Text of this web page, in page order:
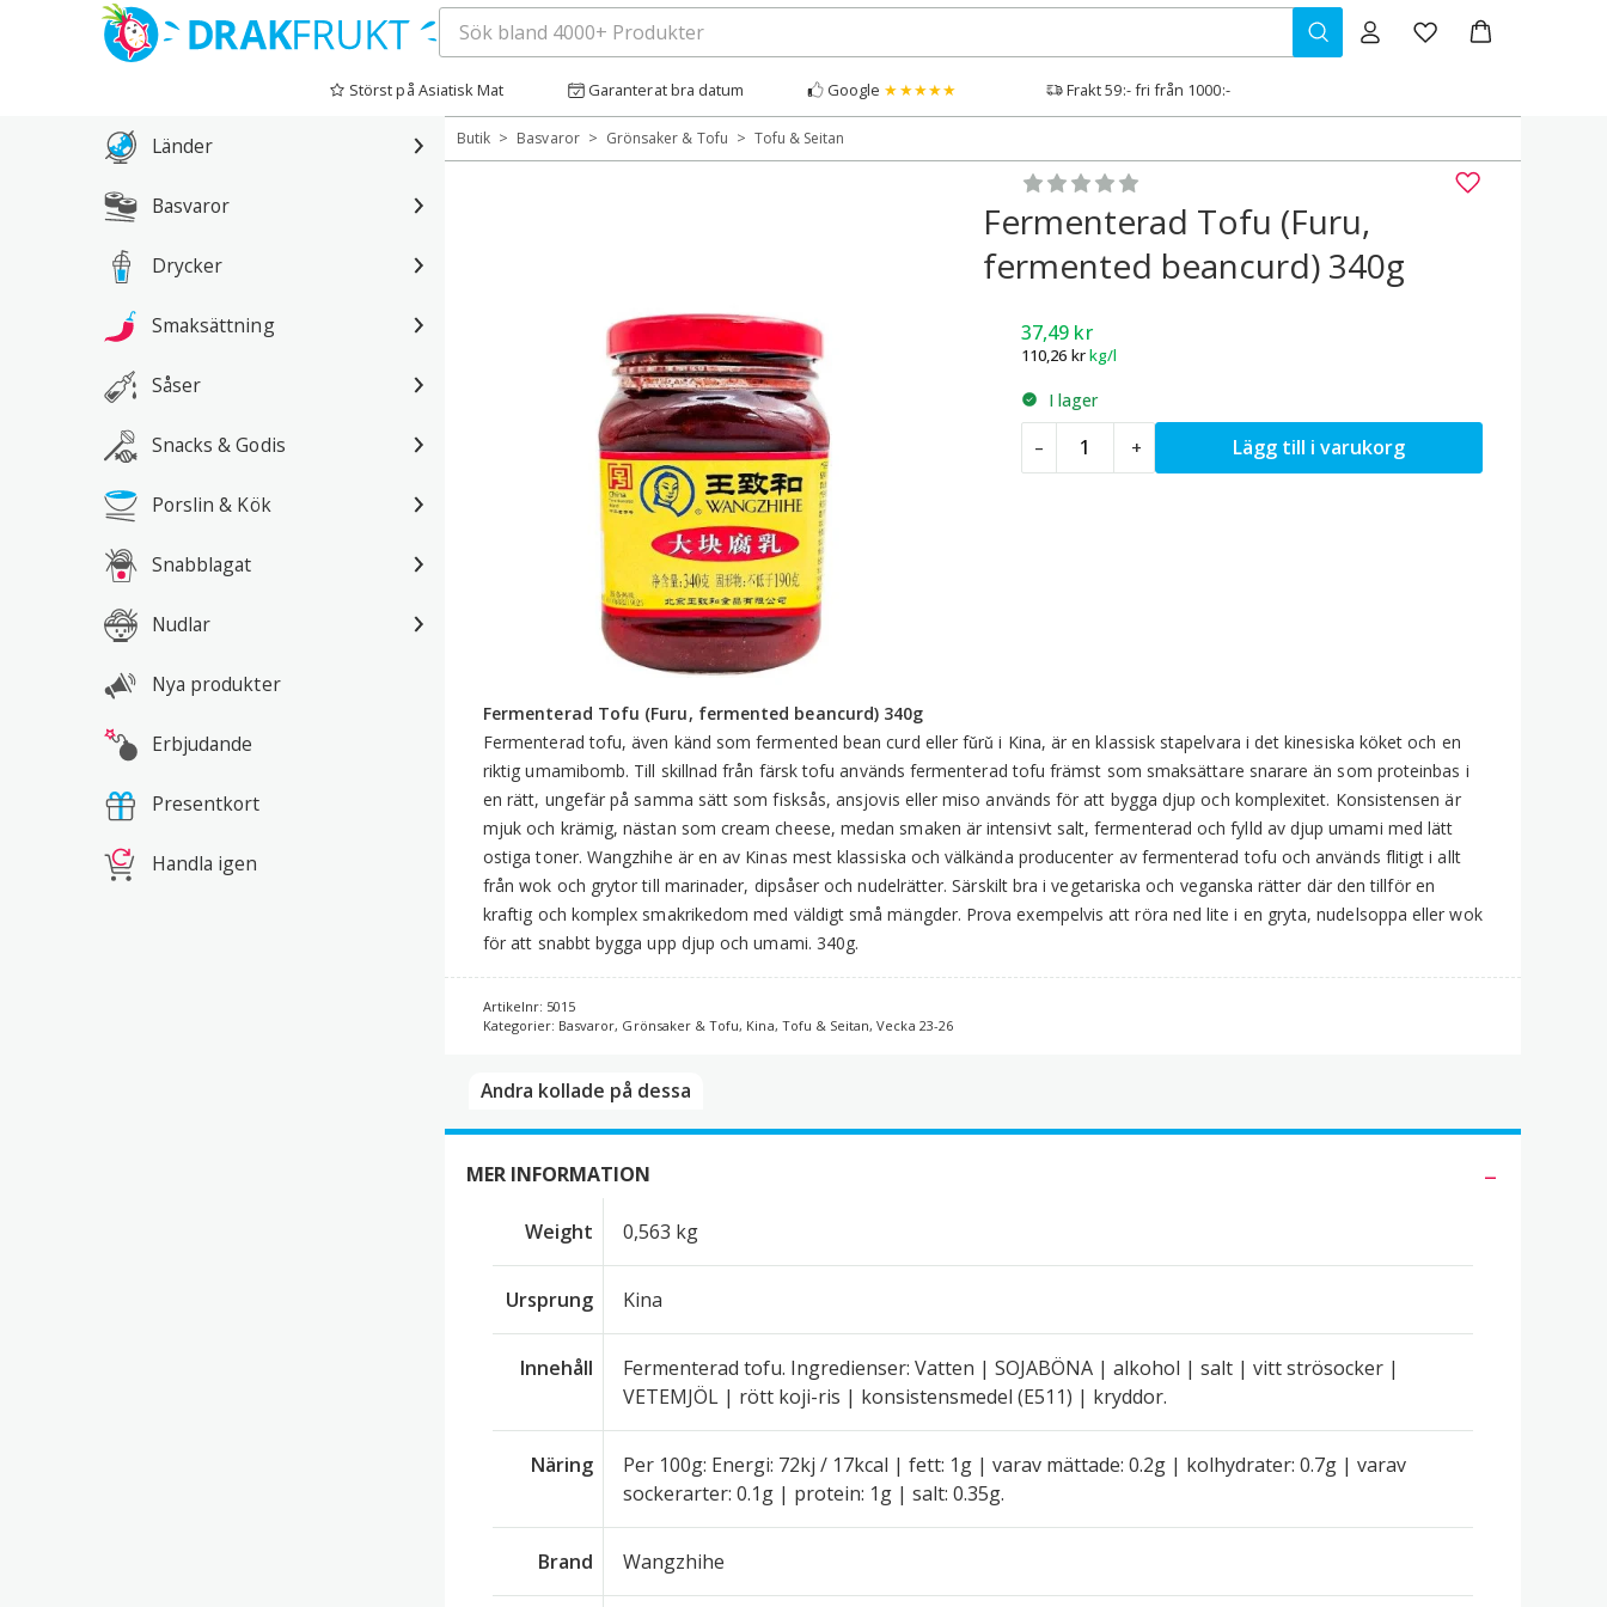
Hoppa
Störst på Asiatisk Mat Garanterat bra datum Google ★★★★★ Frakt 59:- fri från 1000:-
Länder
Basvaror
Drycker
Smaksättning
Såser
Snacks & Godis
Porslin & Kök
Snabblagat
Nudlar
Nya produkter
Erbjudande
Presentkort
Handla igen
Butik > Basvaror > Grönsaker & Tofu > Tofu & Seitan
Betygsatt0
Fermenterad Tofu (Furu,
fermented beancurd) 340g
37,49 kr
110,26 krkg/l
I lager
–
Fermenterad
Tofu
+ Lägg till i varukorg
Fermenterad Tofu (Furu, fermented beancurd) 340g
Fermenterad tofu, även känd som fermented bean curd eller fǔrǔ i Kina, är en klassisk stapelvara i det kinesiska köket och en
riktig umamibomb. Till skillnad från färsk tofu används fermenterad tofu främst som smaksättare snarare än som proteinbas i
en rätt, ungefär på samma sätt som fisksås, ansjovis eller miso används för att bygga djup och komplexitet. Konsistensen är
mjuk och krämig, nästan som cream cheese, medan smaken är intensivt salt, fermenterad och fylld av djup umami med lätt
ostiga toner. Wangzhihe är en av Kinas mest klassiska och välkända producenter av fermenterad tofu och används flitigt i allt
från wok och grytor till marinader, dipsåser och nudelrätter. Särskilt bra i vegetariska och veganska rätter där den tillför en
kraftig och komplex smakrikedom med väldigt små mängder. Prova exempelvis att röra ned lite i en gryta, nudelsoppa eller wok
för att snabbt bygga upp djup och umami. 340g.
Artikelnr: 5015
Kategorier: Basvaror, Grönsaker & Tofu, Kina, Tofu & Seitan,Vecka 23-26
Andra kollade på dessa​
MER INFORMATION
Weight 0,563 kg
Ursprung Kina
Innehåll
Fermenterad tofu. Ingredienser: Vatten | SOJABÖNA | alkohol | salt | vitt strösocker |
VETEMJÖL | rött koji-ris | konsistensmedel (E511) | kryddor.
Näring
Per 100g: Energi: 72kj / 17kcal | fett: 1g | varav mättade: 0.2g | kolhydrater: 0.7g | varav
sockerarter: 0.1g | protein: 1g | salt: 0.35g.
Brand Wangzhihe